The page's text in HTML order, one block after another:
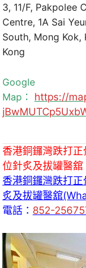
3, 11/F, Pakpolee
Centre, 1A Sai
South, Mong Kok,
Kong
Google
Map： https://
香港銅鑼灣跌打
位針炙及拔罐醫舘
香港銅鑼灣跌打
炙及拔罐醫舘
電話： 852-